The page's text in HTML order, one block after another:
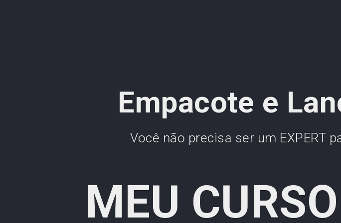
Empacote e
Você não precisa ser um EXPERT
MEU